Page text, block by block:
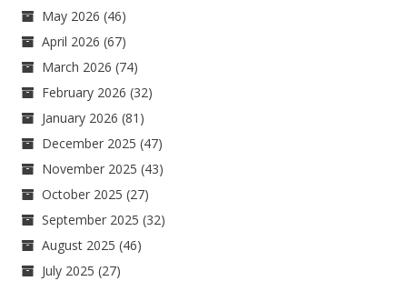
May 2026 (46)
April 2026 (67)
March 2026 (74)
February 2026 (32)
January 2026 (81)
December 2025 (47)
November 2025 (43)
October 2025 (27)
September 2025 (32)
August 2025 (46)
July 2025 (27)